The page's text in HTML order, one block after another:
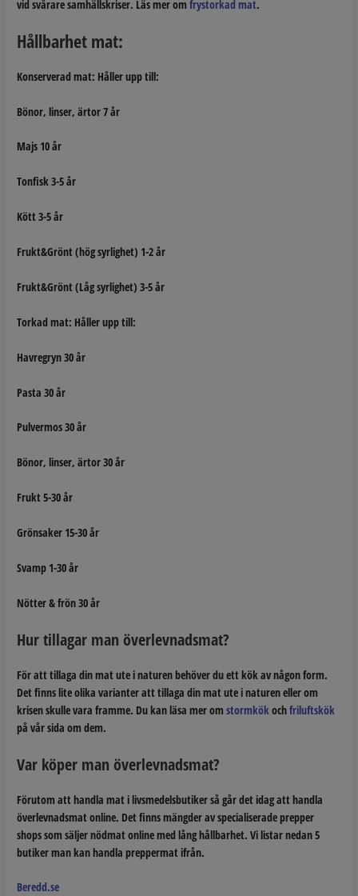
vid svårare samhällskriser. Läs mer omfrystorkad mat.
Hållbarhet mat:
Konserverad mat: Håller upp till:
Bönor, linser, ärtor 7 år
Majs 10 år
Tonfisk 3-5 år
Kött 3-5 år
Frukt&Grönt (hög syrlighet) 1-2 år
Frukt&Grönt (Låg syrlighet) 3-5 år
Torkad mat: Håller upp till:
Havregryn 30 år
Pasta 30 år
Pulvermos 30 år
Bönor, linser, ärtor 30 år
Frukt 5-30 år
Grönsaker 15-30 år
Svamp 1-30 år
Nötter & frön 30 år
Hur tillagar man överlevnadsmat?
För att tillaga din mat ute i naturen behöver du ett kök av någon form.
Det finns lite olika varianter att tillaga din mat ute i naturen eller om
krisen skulle vara framme. Du kan läsa mer omstormkök ochfriluftskök
på vår sida om dem.
Var köper man överlevnadsmat?
Förutom att handla mat i livsmedelsbutiker så går det idag att handla
överlevnadsmat online. Det finns mängder av specialiserade prepper
shops som säljer nödmat online med lång hållbarhet. Vi listar nedan 5
butiker man kan handla preppermat ifrån.
Beredd.se